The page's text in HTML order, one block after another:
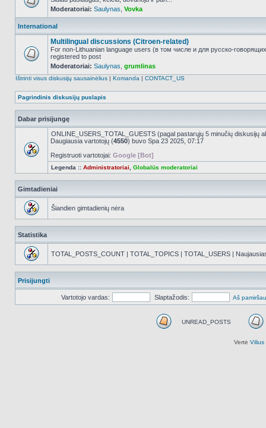
NO_UNREAD_POSTS
Moderatoriai: Saulynas Vovka
International
NO_UNREAD_POSTS
Multilingual discussions (Citroen-related)
For non-Lithuanian language users (в том числе и для русско-
registered to post
Moderatoriai: Saulynas grumlinas
Ištrinti visus diskusijų sausainėlius | Komanda | CONTACT_US
Pagrindinis diskusijų puslapis
Dabar prisijungę
ONLINE_USERS_TOTAL_GUESTS (pagal pastarųjų 5 minučių diskusijų
Daugiausia vartotojų (4550) buvo Spa 23 2025, 07:17
Registruoti vartotojai: Google [Bot]
Legenda :: Administratoriai Globalūs moderatoriai
Gimtadieniai
Šiandien gimtadienių nėra
Statistika
TOTAL_POSTS_COUNT | TOTAL_TOPICS | TOTAL_USERS |
Prisijungti
Vartotojo vardas: Slaptažodis: Aš
UNREAD_POSTS
Vertė Vilius